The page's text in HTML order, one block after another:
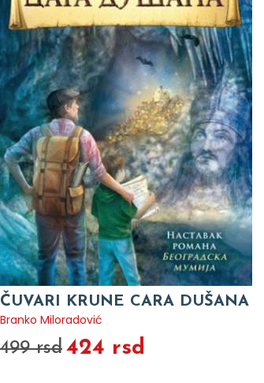
ČUVARI KRUNE CARA DUŠANA
Branko Miloradović
499 rsd 424 rsd